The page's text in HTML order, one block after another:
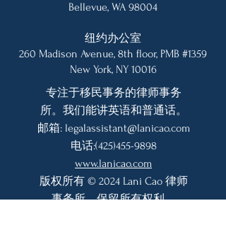
Bellevue, WA 98004
纽约办公室
260 Madison Avenue, 8th floor, PMB #1359
New York, NY 10016
专注于移民事务的律师事务
所。我们能讲英语和普通话。
邮箱: legalassistant@lanicao.com
电话:(425)455-9898
www.lanicao.com
版权所有 © 2024 Lani Cao 律师
事务所。保留所有权利。